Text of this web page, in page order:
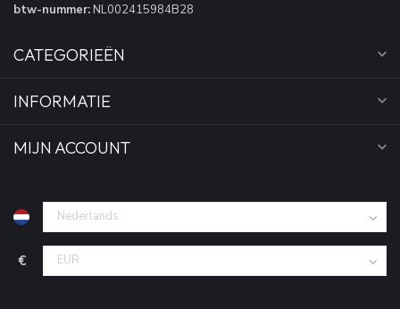
btw-nummer: NL002415984B28
CATEGORIEËN
INFORMATIE
MIJN ACCOUNT
€